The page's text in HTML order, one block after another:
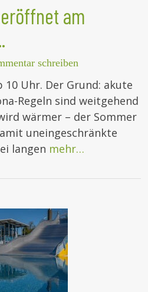
am
schreiben
Uhr. Der Grund: akute
Regeln sind weitgehend
wärmer – der Sommer
uneingeschränkte
langen mehr…